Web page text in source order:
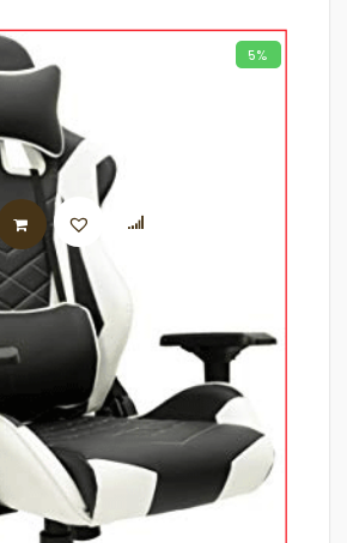
5%
AJOUTER AU PANIER